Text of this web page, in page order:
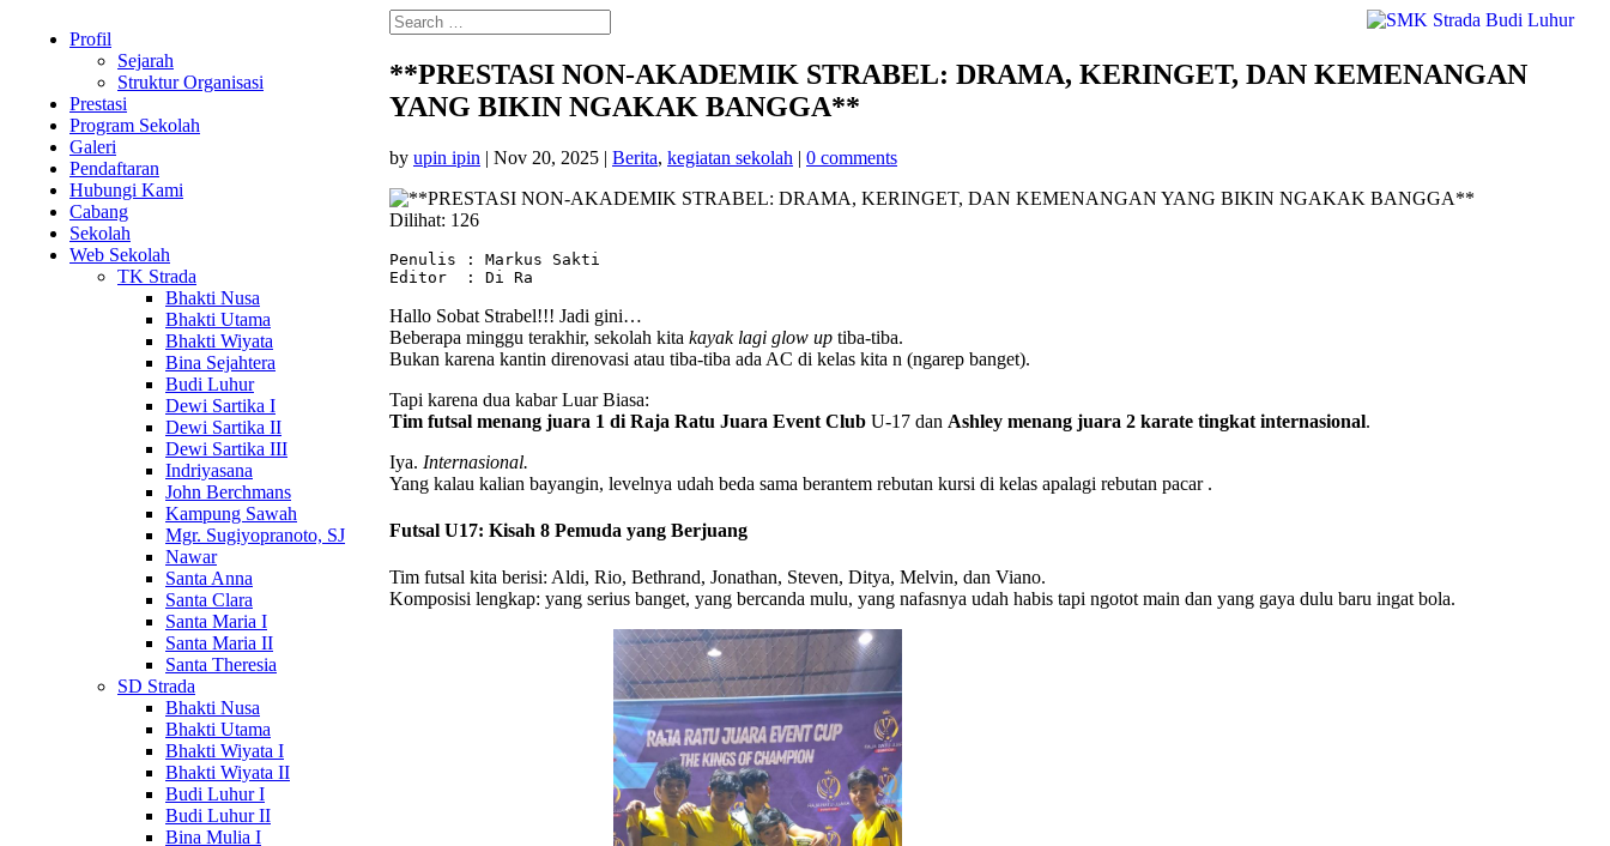
Profil
Sejarah
Struktur Organisasi
Prestasi
Program Sekolah
Galeri
Pendaftaran
Hubungi Kami
Cabang
Sekolah
Web Sekolah
TK Strada
Bhakti Nusa
Bhakti Utama
Bhakti Wiyata
Bina Sejahtera
Budi Luhur
Dewi Sartika I
Dewi Sartika II
Dewi Sartika III
Indriyasana
John Berchmans
Kampung Sawah
Mgr. Sugiyopranoto, SJ
Nawar
Santa Anna
Santa Clara
Santa Maria I
Santa Maria II
Santa Theresia
SD Strada
Bhakti Nusa
Bhakti Utama
Bhakti Wiyata I
Bhakti Wiyata II
Budi Luhur I
Budi Luhur II
Bina Mulia I
**PRESTASI NON-AKADEMIK STRABEL: DRAMA, KERINGET, DAN KEMENANGAN
YANG BIKIN NGAKAK BANGGA**
by upin ipin | Nov 20, 2025 | Berita, kegiatan sekolah | 0 comments
Dilihat: 126
Penulis : Markus Sakti
Editor  : Di Ra
Hallo Sobat Strabel!!! Jadi gini…
Beberapa minggu terakhir, sekolah kita kayak lagi glow up tiba-tiba.
Bukan karena kantin direnovasi atau tiba-tiba ada AC di kelas kita n (ngarep banget).
Tapi karena dua kabar Luar Biasa:
Tim futsal menang juara 1 di Raja Ratu Juara Event Club U-17 dan Ashley menang juara 2 karate tingkat internasional.
Iya. Internasional.
Yang kalau kalian bayangin, levelnya udah beda sama berantem rebutan kursi di kelas apalagi rebutan pacar .
Futsal U17: Kisah 8 Pemuda yang Berjuang
Tim futsal kita berisi: Aldi, Rio, Bethrand, Jonathan, Steven, Ditya, Melvin, dan Viano.
Komposisi lengkap: yang serius banget, yang bercanda mulu, yang nafasnya udah habis tapi ngotot main dan yang gaya dulu baru ingat bola.